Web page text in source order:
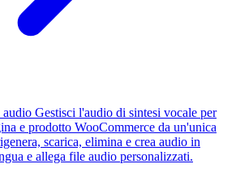
audio Gestisci l'audio di sintesi vocale per
e prodotto WooCommerce da un'unica
scarica, elimina e crea audio in
e allega file audio personalizzati.